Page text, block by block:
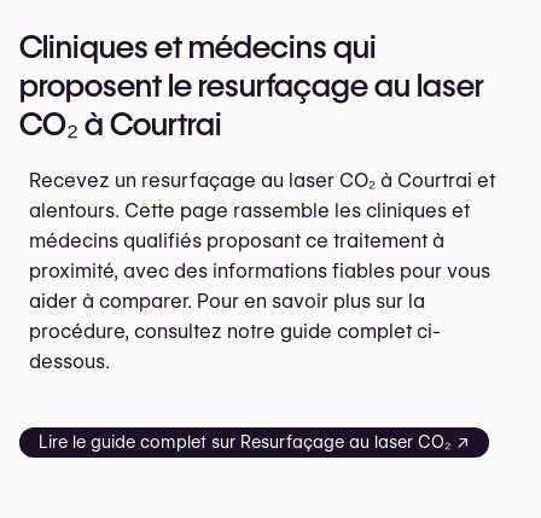
Cliniques et médecins qui
proposent le resurfaçage au laser
CO₂ à Courtrai
Recevez un resurfaçage au laser CO₂ à Courtrai et
alentours. Cette page rassemble les cliniques et
médecins qualifiés proposant ce traitement à
proximité, avec des informations fiables pour vous
aider à comparer. Pour en savoir plus sur la
procédure, consultez notre guide complet ci-
dessous.
Lire le guide complet sur Resurfaçage au laser CO₂ ↗